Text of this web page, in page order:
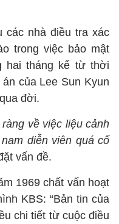
các nhà điều tra xác
trong việc bảo mật
hai tháng kể từ thời
của Lee Sun Kyun
đời.
về việc liệu cảnh
diễn viên quá cố
vấn đề.
1969 chất vấn hoạt
KBS: “Bản tin của
chi tiết từ cuộc điều